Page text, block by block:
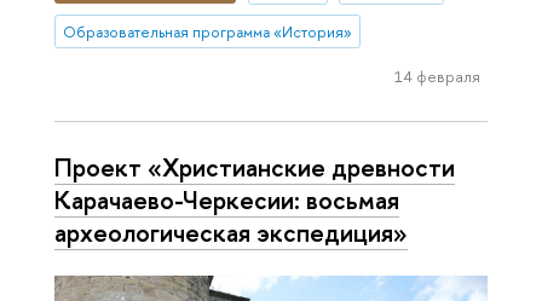
Образовательная программа «История»
14 февраля
Проект «Христианские древности
Карачаево-Черкесии: восьмая
археологическая экспедиция»